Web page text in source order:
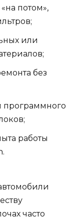
потом»,
или
без
программного
работы
часто